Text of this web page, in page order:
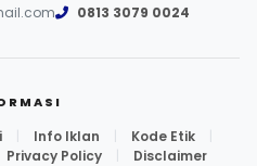
0813 3079 0024
Info Iklan Kode Etik
Privacy Policy Disclaimer